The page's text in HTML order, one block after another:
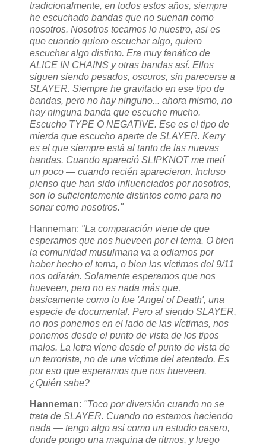
tradicionalmente, en todos estos años, siempre
he escuchado bandas que no suenan como
nosotros. Nosotros tocamos lo nuestro, asi es
que cuando quiero escuchar algo, quiero
escuchar algo distinto. Era muy fanático de
ALICE IN CHAINS y otras bandas así. Ellos
siguen siendo pesados, oscuros, sin parecerse a
SLAYER. Siempre he gravitado en ese tipo de
bandas, pero no hay ninguno... ahora mismo, no
hay ninguna banda que escuche mucho.
Escucho TYPE O NEGATIVE. Ese es el tipo de
mierda que escucho aparte de SLAYER. Kerry
es el que siempre está al tanto de las nuevas
bandas. Cuando apareció SLIPKNOT me metí
un poco — cuando recién aparecieron. Incluso
pienso que han sido influenciados por nosotros,
son lo suficientemente distintos como para no
sonar como nosotros."
Hanneman: "La comparación viene de que
esperamos que nos hueveen por el tema. O bien
la comunidad musulmana va a odiarnos por
haber hecho el tema, o bien las víctimas del 9/11
nos odiarán. Solamente esperamos que nos
hueveen, pero no es nada más que,
basicamente como lo fue 'Angel of Death', una
especie de documental. Pero al siendo SLAYER,
no nos ponemos en el lado de las víctimas, nos
ponemos desde el punto de vista de los tipos
malos. La letra viene desde el punto de vista de
un terrorista, no de una víctima del atentado. Es
por eso que esperamos que nos hueveen.
¿Quién sabe?
Hanneman: "Toco por diversión cuando no se
trata de SLAYER. Cuando no estamos haciendo
nada — tengo algo asi como un estudio casero,
donde pongo una maquina de ritmos, y luego